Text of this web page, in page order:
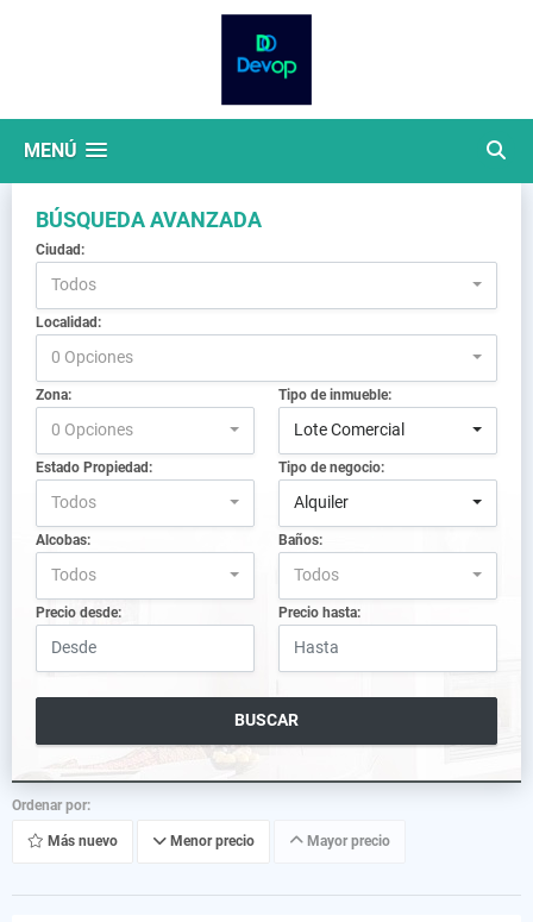
MENÚ
BÚSQUEDA AVANZADA
Ciudad:
Todos
Localidad:
0 Opciones
Zona:
0 Opciones
Tipo de inmueble:
Lote Comercial
Estado Propiedad:
Todos
Tipo de negocio:
Alquiler
Alcobas:
Todos
Baños:
Todos
Precio desde: Precio hasta:
BUSCAR
Ordenar por:
Más nuevo Menor precio Mayor precio